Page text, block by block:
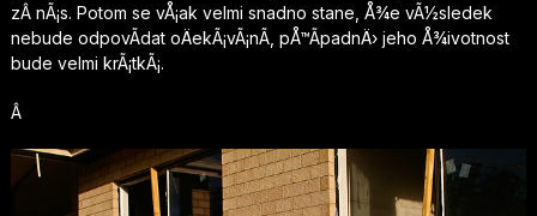
zÂ nÃ¡s. Potom se vÅ¡ak velmi snadno stane, Å¾e vÃ½sledek
nebude odpovÃ­dat oÄekÃ¡vÃ¡nÃ­, pÅ™Ã­padnÄ› jeho Å¾ivotnost
bude velmi krÃ¡tkÃ¡.
Â